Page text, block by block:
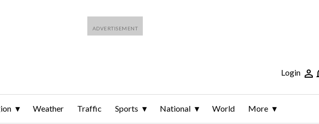
Login
Weather Traffic Sports National World More